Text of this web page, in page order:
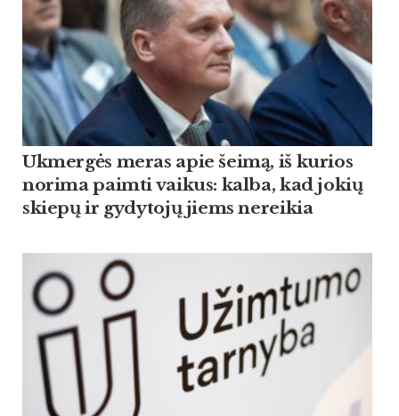
Ukmergės meras apie šeimą, iš kurios
norima paimti vaikus: kalba, kad jokių
skiepų ir gydytojų jiems nereikia